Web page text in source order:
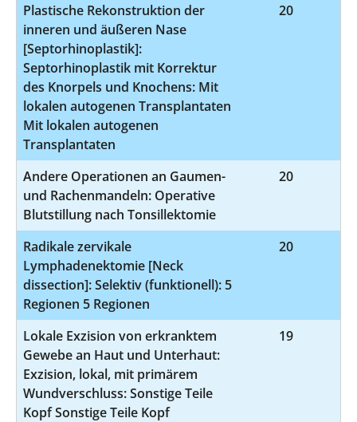
Plastische Rekonstruktion der
inneren und äußeren Nase
[Septorhinoplastik]:
Septorhinoplastik mit Korrektur
des Knorpels und Knochens: Mit
lokalen autogenen Transplantaten
Mit lokalen autogenen
Transplantaten
20
Andere Operationen an Gaumen-
und Rachenmandeln: Operative
Blutstillung nach Tonsillektomie
20
Radikale zervikale
Lymphadenektomie [Neck
dissection]: Selektiv (funktionell): 5
Regionen 5 Regionen
20
Lokale Exzision von erkranktem
Gewebe an Haut und Unterhaut:
Exzision, lokal, mit primärem
Wundverschluss: Sonstige Teile
Kopf Sonstige Teile Kopf
19